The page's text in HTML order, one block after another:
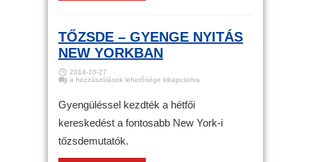
TŐZSDE – GYENGE NYITÁS
NEW YORKBAN
2014-10-27
Tőzsde
nyitás
New
bejegyzéshez
a hozzászólások lehetősége kikapcsolva
Gyengüléssel kezdték a hétfői
kereskedést a fontosabb New York-i
tőzsdemutatók.